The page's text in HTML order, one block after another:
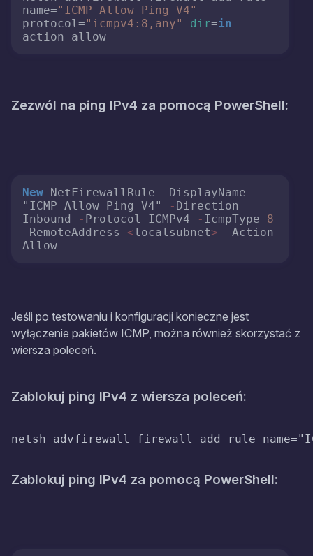
name="ICMP Allow Ping V4"
protocol="icmpv4:8,any" dir=in
action=allow
Zezwól na ping IPv4 za pomocą PowerShell:
New- NetFirewallRule - DisplayName
"ICMP Allow Ping V4"
- Direction
Inbound
- Protocol ICMPv4 - IcmpType 8
- RemoteAddress <localsubnet> -Action
Allow
Jeśli po testowaniu i konfiguracji konieczne jest
wyłączenie pakietów ICMP, można również skorzystać z
wiersza poleceń.
Zablokuj ping IPv4 z wiersza poleceń:
netsh advfirewall firewall add rule
Zablokuj ping IPv4 za pomocą PowerShell: